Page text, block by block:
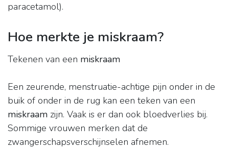
paracetamol).
Hoe merkte je miskraam?
Tekenen van een miskraam
Een zeurende, menstruatie-achtige pijn onder in de
buik of onder in de rug kan een teken van een
miskraam zijn. Vaak is er dan ook bloedverlies bij.
Sommige vrouwen merken dat de
zwangerschapsverschijnselen afnemen.